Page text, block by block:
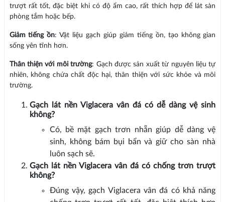
trượt rất tốt, đặc biệt khi có độ ẩm cao, rất thích hợp để lát sàn
phòng tắm hoặc bếp.
Giảm tiếng ồn: Vật liệu gạch giúp giảm tiếng ồn, tạo không gian
sống yên tĩnh hơn.
Thân thiện với môi trường: Gạch được sản xuất từ nguyên liệu tự
nhiên, không chứa chất độc hại, thân thiện với sức khỏe và môi
trường.
Gạch lát nền Viglacera vân đá có dễ dàng vệ sinh
không?
Có, bề mặt gạch trơn nhẵn giúp dễ dàng vệ
sinh, không bám bụi bẩn và giữ cho sàn nhà
luôn sạch sẽ.
Gạch lát nền Viglacera vân đá có chống trơn trượt
không?
Đúng vậy, gạch Viglacera vân đá có khả năng